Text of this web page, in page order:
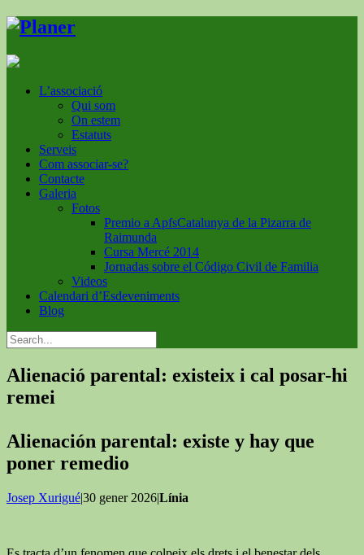
L’associació
Qui som
On estem
Estatuts
Serveis
Com associar-se?
Contacte
Galeria
Fotos
Premio a ApfsCatalunya de la Pizarra de
Raimunda
Cursa Mercé 2014
Jornadas sobre el Código Civil de Familia
Videos
Calendari d’Esdeveniments
Blog
Alienació parental: existeix i cal posar-hi
remei
Alienación parental: existe y hay que
poner remedio
Josep Xurigué|30 gener 2026|Línia